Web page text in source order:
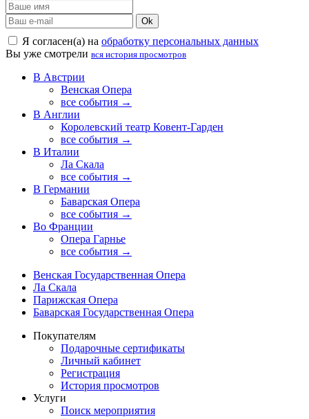
Ok
Я согласен(а) на обработку персональных данных
Вы уже смотрели вся история просмотров
В Австрии
Венская Опера
все события →
В Англии
Королевский театр Ковент-Гарден
все события →
В Италии
Ла Скала
все события →
В Германии
Баварская Опера
все события →
Во Франции
Опера Гарнье
все события →
Венская Государственная Опера
Ла Скала
Парижская Опера
Баварская Государственная Опера
Покупателям
Подарочные сертификаты
Личный кабинет
Регистрация
История просмотров
Услуги
Поиск мероприятия